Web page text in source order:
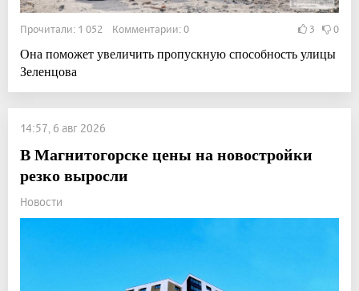
Прочитали: 1 052 Комментарии: 0 3 0
Она поможет увеличить пропускную способность улицы
Зеленцова
14:57, 6 авг 2026
В Магнитогорске цены на новостройки
резко выросли
Новости